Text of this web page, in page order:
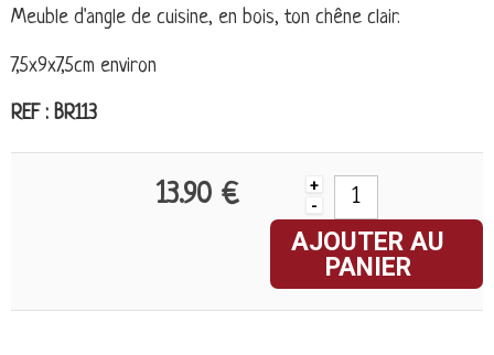
Meuble d'angle de cuisine, en bois, ton chêne clair.
7,5x9x7,5cm environ
REF : BR113
13.90 €
+
-
AJOUTER AU
PANIER